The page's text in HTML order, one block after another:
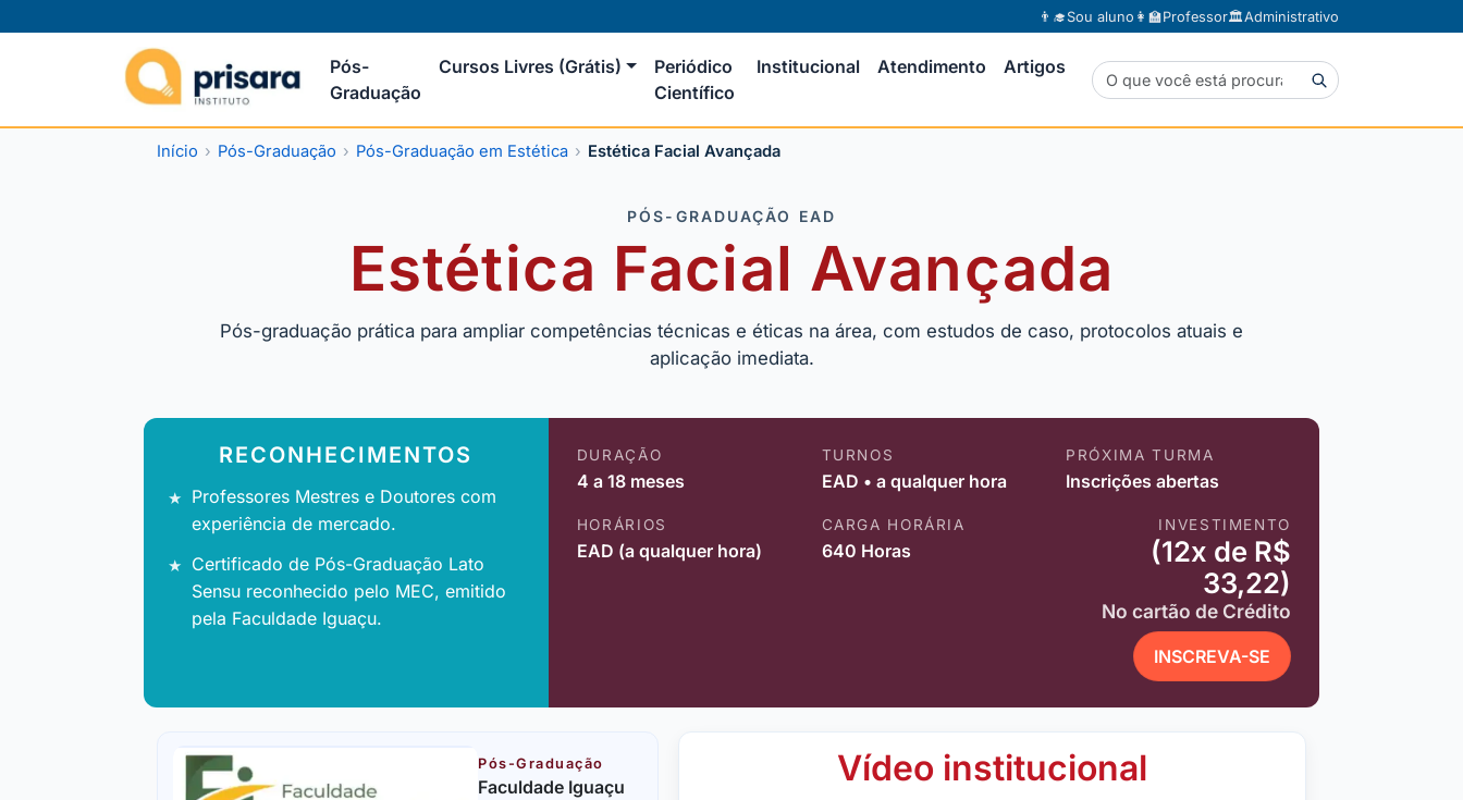
👨‍🎓Sou aluno 👩‍🏫Professor🏛️Administrativo
Pós-
Graduação
Cursos Livres (Grátis)
Periódico
Científico
Institucional Atendimento Artigos
Início Pós-Graduação Pós-Graduação em Estética Estética Facial Avançada
PÓS-GRADUAÇÃO EAD
Estética Facial Avançada
Pós-graduação prática para ampliar competências técnicas e éticas na área, com estudos de caso, protocolos atuais e
aplicação imediata.
RECONHECIMENTOS
Professores Mestres e Doutores com
experiência de mercado.
Certificado de Pós-Graduação Lato
Sensu reconhecido pelo MEC, emitido
pela Faculdade Iguaçu.
DURAÇÃO
4 a 18 meses
TURNOS
EAD • a qualquer hora
PRÓXIMA TURMA
Inscrições abertas
HORÁRIOS
EAD (a qualquer hora)
CARGA HORÁRIA
640 Horas
INVESTIMENTO
(12x de R$
33,22)
No cartão de Crédito
INSCREVA-SE
Pós-Graduação
Faculdade Iguaçu Vídeo institucional